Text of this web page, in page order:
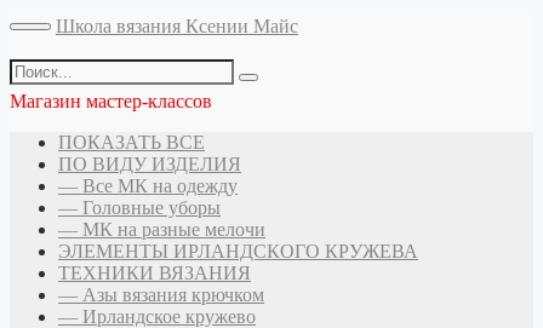
Школа вязания Ксении Майс
Магазин мастер-классов
ПОКАЗАТЬ ВСЕ
ПО ВИДУ ИЗДЕЛИЯ
— Все МК на одежду
— Головные уборы
— МК на разные мелочи
ЭЛЕМЕНТЫ ИРЛАНДСКОГО КРУЖЕВА
ТЕХНИКИ ВЯЗАНИЯ
— Азы вязания крючком
— Ирландское кружево